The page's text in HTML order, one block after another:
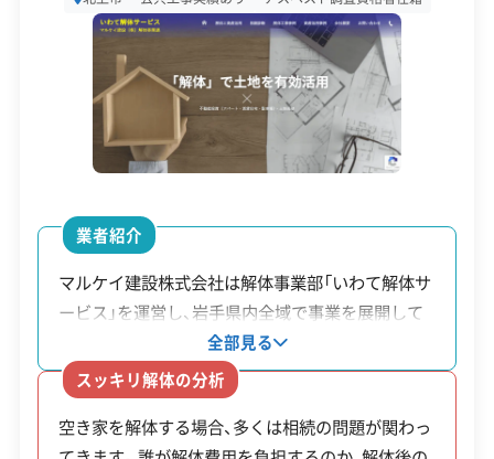
設立日 1983年9月28日
1,800万円
0197-68-2288
営業時間 9:00～19:00
営業日
建物構造 木造
対応業務
産業廃棄物収集運搬業
産業廃棄物処分業
公式HP 公式サイトを見る
業者紹介
マルケイ建設株式会社は解体事業部「いわて解体サ
ービス」を運営し、岩手県内全域で事業を展開して
います。同社の特徴は、解体工事だけでなく建設業
と不動産業も手掛けている点です。そのため建物を
解体した後の土地活用について、新築・建て替え・駐
車場経営・土地売却といった様々な選択肢をまとめ
全部見る
スッキリ解体の分析
空き家を解体する場合、多くは相続の問題が関わっ